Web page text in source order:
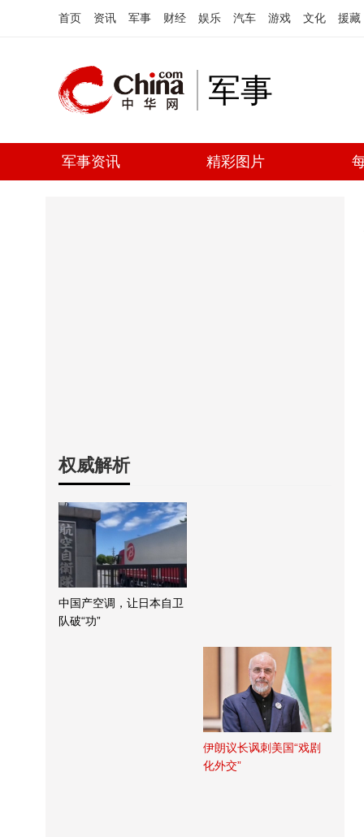
首页 资讯 军事 财经 娱乐 汽车 游戏 文化 援藏
军事
军事资讯 精彩图片
权威解析
中国产空调，让日本自卫
队破“功”
伊朗议长讽刺美国“戏剧
化外交”